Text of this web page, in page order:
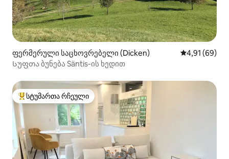
ფერმერული საცხოვრებელი (Dicken) საშუალო
4,91 (69)
Სუფთა ბუნება Säntis-ის ხედით
სტუმართა რჩეული მოწინავე ვარიანტი
სტუმართა რჩეული